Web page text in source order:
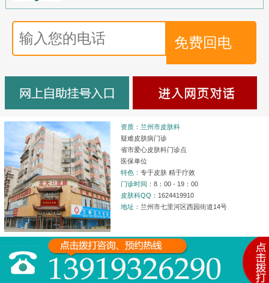
资质：兰州市皮肤科
疑难皮肤病门诊
省市爱心皮肤科门诊点
医保单位
特色：专于皮肤 精于疗效
门诊时间：8：00 - 19：00
皮肤科QQ： 1624419910
地址： 兰州市七里河区西园街道14号